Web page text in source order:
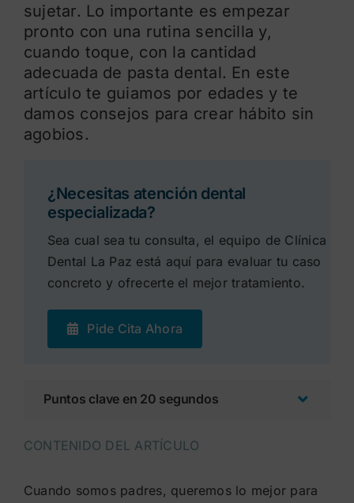
sujetar. Lo importante es empezar
pronto con una rutina sencilla y,
cuando toque, con la cantidad
adecuada de pasta dental. En este
artículo te guiamos por edades y te
damos consejos para crear hábito sin
agobios.
¿Necesitas atención dental
especializada?
Sea cual sea tu consulta, el equipo de Clínica
Dental La Paz está aquí para evaluar tu caso
concreto y ofrecerte el mejor tratamiento.
Pide Cita Ahora
Puntos clave en 20 segundos
CONTENIDO DEL ARTÍCULO
Cuando somos padres, queremos lo mejor para